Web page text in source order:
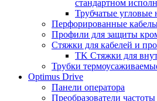
стандартном
Трубчатые угловые
Перфорированные
Профили для защиты
Стяжки для кабелей и
TK Стяжки для
Трубки
Optimus Drive
Панели оператора
Преобразователи частоты